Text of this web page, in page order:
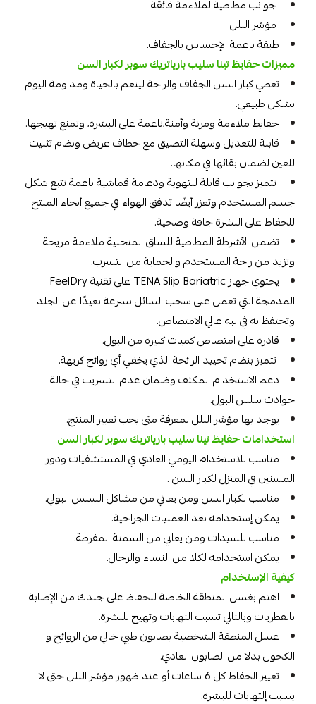
جوانب مطاطية لملاءمة فائقة
مؤشر البلل
طبقة ناعمة الإحساس بالجفاف.
مميزات حفايظ تينا سليب بارياتريك سوبر لكبار السن
تعطي كبار السن الجفاف والراحة لينعم بالحياة ومداومة اليوم
بشكل طبيعي.
حفايظملاءمة ومرنة وآمنة،ناعمة على البشرة، وتمنع تهيجها.
قابلة للتعديل وسهلة التطبيق مع خطاف عريض ونظام تثبيت
للعين لضمان بقائها في مكانها.
تتميز بجوانب قابلة للتهوية ودعامة قماشية ناعمة تتبع شكل
جسم المستخدم وتعزز أيضًا تدفق الهواء في جميع أنحاء المنتج
للحفاظ على البشرة جافة وصحية.
تضمن الأشرطة المطاطية للساق المنحنية ملاءمة مريحة
وتزيد من راحة المستخدم والحماية من التسرب.
يحتوي جهاز TENA Slip Bariatric على تقنية FeelDry
المدمجة التي تعمل على سحب السائل بسرعة بعيدًا عن الجلد
وتحتفظ به في لبه عالي الامتصاص.
قادرة على امتصاص كميات كبيرة من البول.
تتميز بنظام تحييد الرائحة الذي يخفي أي روائح كريهة.
دعم الاستخدام المكثف وضمان عدم التسريب في حالة
حوادث سلس البول.
يوجد بها مؤشر البلل لمعرفة متى يجب تغيير المنتج.
استخدامات حفايظ تينا سليب بارياتريك سوبر لكبار السن
مناسب للاستخدام اليومي العادي في المستشفيات ودور
المسنين في المنزل لكبار السن .
مناسب لكبار السن ومن يعاني من مشاكل السلس البولي.
يمكن إستخدامه بعد العمليات الجراحية.
مناسب للسيدات ومن يعاني من السمنة المفرطة.
يمكن استخدامه لكلا من النساء والرجال.
كيفية الإستخدام
اهتم بغسل المنطقة الخاصة للحفاظ على جلدك من الإصابة
بالفطريات وبالتالي تسبب التهابات وتهيج للبشرة.
غسل المنطقة الشخصية بصابون طبي خالي من الروائح و
الكحول بدلا من الصابون العادي.
تغيير الحفاظ كل 6 ساعات أو عند ظهور مؤشر البلل حتى لا
يسبب إلتهابات للبشرة.